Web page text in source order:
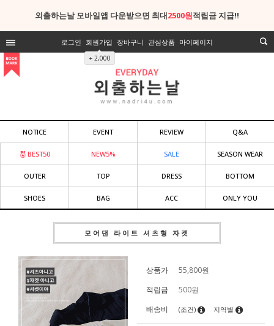
외출하는날 모바일앱 다운받으면 최대2500원적립금 지급!!
로그인 회원가입
+ 2,000
장바구니 관심상품 마이페이지
NOTICE EVENT REVIEW Q&A
BEST50 NEW5% SALE SEASON WEAR
OUTER TOP DRESS BOTTOM
SHOES BAG ACC ONLY YOU
모어댄 라이트 셔츠형 자켓
상품가 55,800원
적립금
500원
배송비
(조건) 지역별